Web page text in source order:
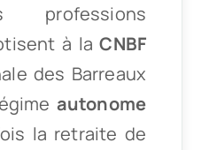
professions
à laCNBF
des Barreaux
autonome
la retraite de